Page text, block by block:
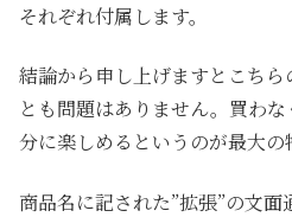
それぞれ付属します。
結論から申し上げますとこち
とも問題はありません。買わ
分に楽しめるというのが最大の
商品名に記された”拡張”の文